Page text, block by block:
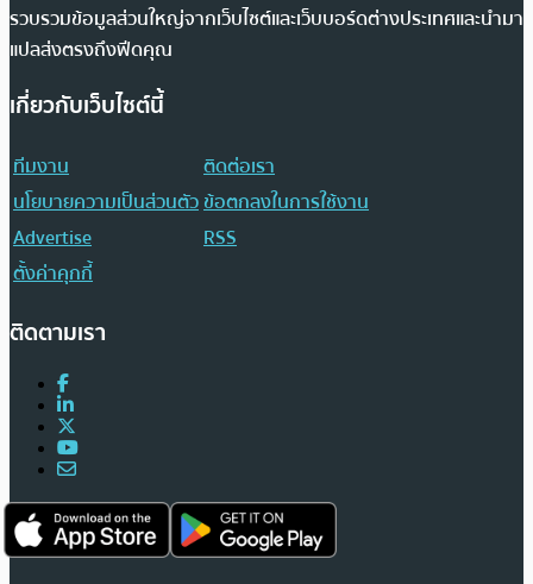
รวบรวมข้อมูลส่วนใหญ่จากเว็บไซต์และเว็บบอร์ดต่างประเทศและนำมา
แปลส่งตรงถึงฟีดคุณ
เกี่ยวกับเว็บไซต์นี้
ทีมงาน
ติดต่อเรา
นโยบายความเป็นส่วนตัวข้อตกลงในการใช้งาน
Advertise
RSS
ตั้งค่าคุกกี้
ติดตามเรา